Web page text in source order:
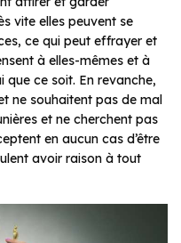
vite elles peuvent se
ce qui peut effrayer et
à elles-mêmes et à
que ce soit. En revanche,
ne souhaitent pas de mal
et ne cherchent pas
en aucun cas d’être
avoir raison à tout